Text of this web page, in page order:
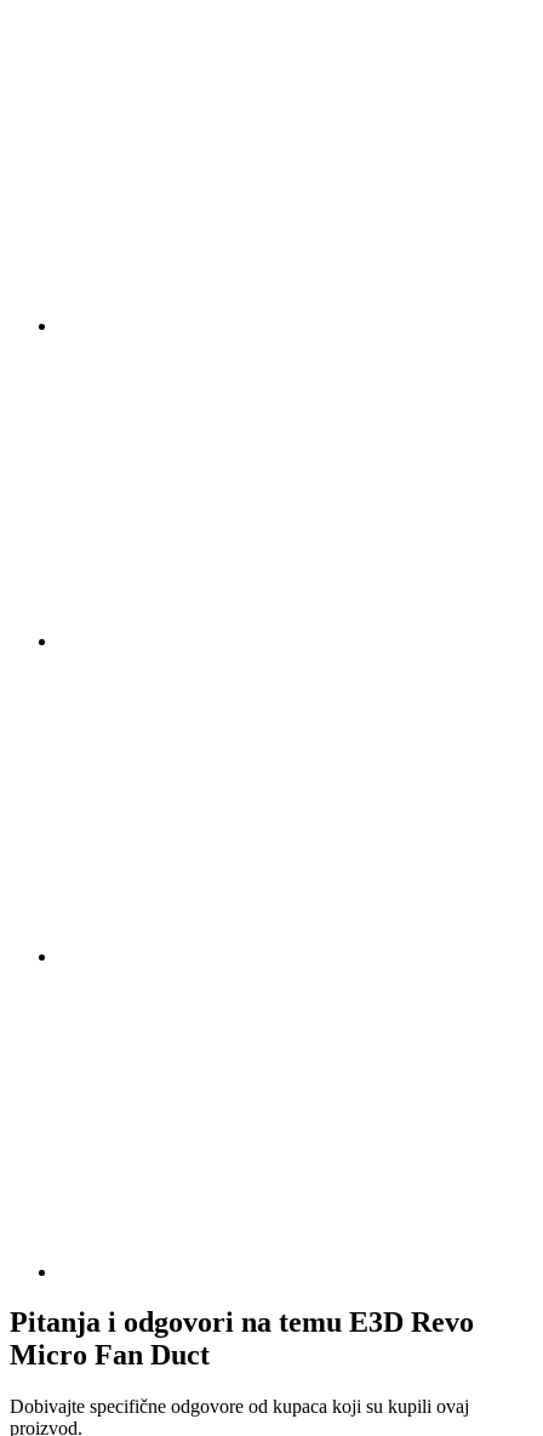
Pitanja i odgovori na temu E3D Revo
Micro Fan Duct
Dobivajte specifične odgovore od kupaca koji su kupili ovaj
proizvod.